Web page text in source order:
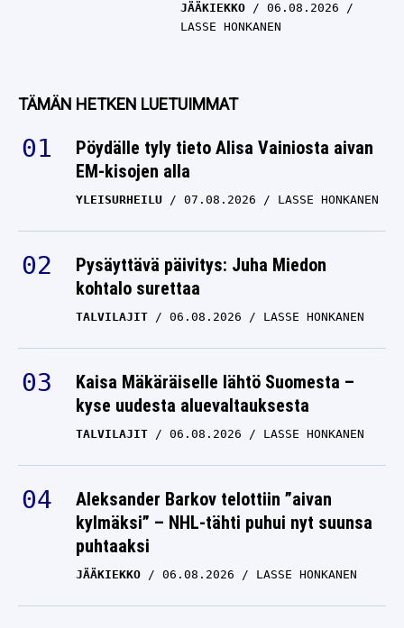
JÄÄKIEKKO
06.08.2026
LASSE HONKANEN
TÄMÄN HETKEN LUETUIMMAT
Pöydälle tyly tieto Alisa Vainiosta aivan
EM-kisojen alla
YLEISURHEILU 07.08.2026 LASSE HONKANEN
Pysäyttävä päivitys: Juha Miedon
kohtalo surettaa
TALVILAJIT 06.08.2026 LASSE HONKANEN
Kaisa Mäkäräiselle lähtö Suomesta –
kyse uudesta aluevaltauksesta
TALVILAJIT 06.08.2026 LASSE HONKANEN
Aleksander Barkov telottiin ”aivan
kylmäksi” – NHL-tähti puhui nyt suunsa
puhtaaksi
JÄÄKIEKKO 06.08.2026 LASSE HONKANEN